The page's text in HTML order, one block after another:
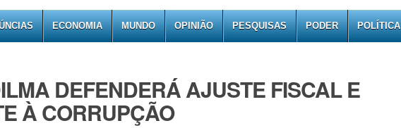
ECONOMIA MUNDO OPINIÃO PESQUISAS PODER POLÍTICA
DEFENDERÁ AJUSTE FISCAL E
À CORRUPÇÃO